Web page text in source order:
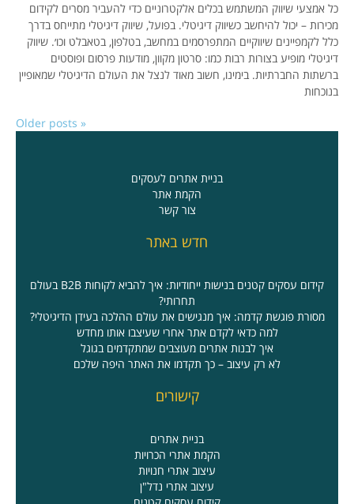
כל אמצעי שיווק המשתמש בכלים אלקטרוניים כדי להעביר מסרים לקידום
מכירות – יכול להיחשב כשיווק דיגיטלי. בפועל, שיווק דיגיטלי מתייחס בדרך
כלל לקמפיינים שיווקיים המתפרסמים במחשב, בטלפון, בטאבלט וכו׳. שיווק
דיגיטלי מופיע בצורות רבות כמו: סרטון מקוון, מודעות פרסום ופוסטים
ברשתות החברתיות. בימינו, חשוב מאוד לנצל את העולם הדיגיטלי שמאופיין
בנוכחות
«
בניית אתרים לעסקים
הקמת אתר
צור קשר
חדש באתר
קידום עסקים קטנים בנישות ייחודיות: איך להביא לקוחות B2B בעולם
תחרותי?
מסורת פוגשת קדמה: איך מנגישים את עולם ההלכה בעידן הדיגיטלי?
למה כדאי לקדם אתר אחרי שעיצבו אותו מחדש
איך לבנות אתרים מעוצבים שמתקדמים בגוגל
לא רק עיצוב – כך תקדמו את האתר היפה שלכם
קישורים
בניית אתרים
הקמת אתרי הכרויות
עיצוב אתרי חנויות
עיצוב אתרי נדל"ן